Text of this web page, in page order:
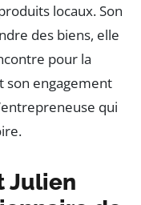
locaux. Son
des biens, elle
pour la
son engagement
qui
Julien